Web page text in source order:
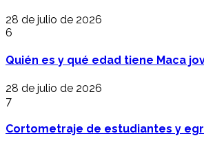
28 de julio de 2026
6
Quién es y qué edad tiene Maca
28 de julio de 2026
7
Cortometraje de estudiantes y